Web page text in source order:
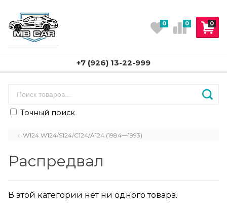
0
0 0
+7 (926) 13-22-999
Точный поиск
W124 W124/S124/C124/A124 (1984—1993)
Распредвал
В этой категории нет ни одного товара.